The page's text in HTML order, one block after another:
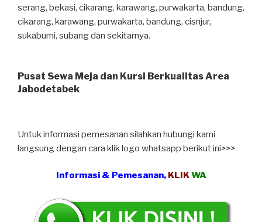
serang, bekasi, cikarang, karawang, purwakarta, bandung,
cikarang, karawang, purwakarta, bandung, cisnjur,
sukabumi, subang dan sekitarnya.
Pusat Sewa Meja dan Kursi Berkualitas Area
Jabodetabek
Untuk informasi pemesanan silahkan hubungi kami
langsung dengan cara klik logo whatsapp berikut ini>>>
Informasi & Pemesanan, KLIKWA